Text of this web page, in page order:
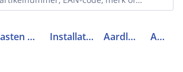
Installatiekasten en verdeelinrichtingen Installatieautomaten Aardlekautomaat ADA525G